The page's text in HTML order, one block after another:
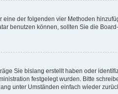
der folgenden vier Methoden
benutzen können, sollten Sie die
Sie bislang erstellt haben oder
festgelegt wurden. Bitte
unter Umständen einfach wieder